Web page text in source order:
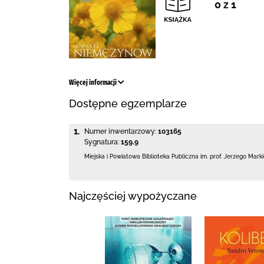
0 z 1
Więcej informacji
Dostępne egzemplarze
1. Numer inwentarzowy: 103165
Sygnatura: 159.9
Miejska i Powiatowa Biblioteka Publiczna im. prof. Jerzego
Najczęściej wypożyczane